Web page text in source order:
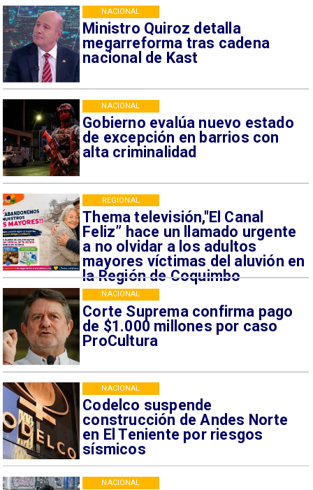
Ministro Quiroz detalla
megarreforma tras cadena
nacional de Kast
NACIONAL
Gobierno evalúa nuevo estado
de excepción en barrios con
alta criminalidad
NACIONAL
Thema televisión,"El Canal
Feliz” hace un llamado urgente
a no olvidar a los adultos
mayores víctimas del aluvión en
la Región de Coquimbo
REGIONAL
Corte Suprema confirma pago
de $1.000 millones por caso
ProCultura
NACIONAL
Codelco suspende
construcción de Andes Norte
en El Teniente por riesgos
sísmicos
NACIONAL
NACIONAL